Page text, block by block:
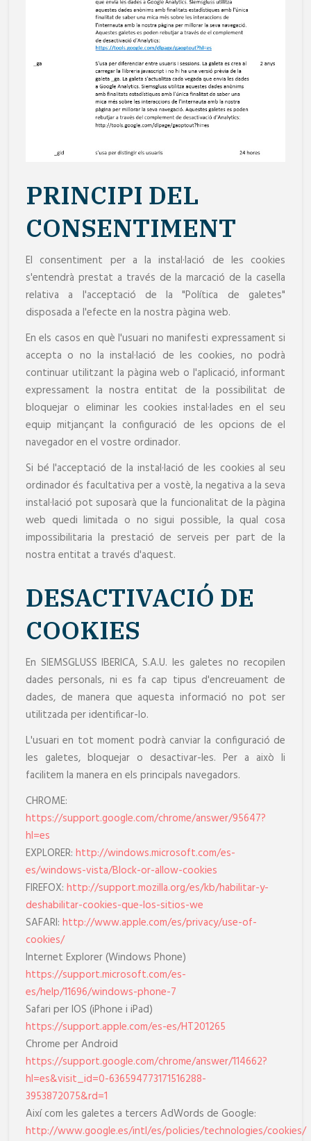
PRINCIPI DEL
CONSENTIMENT
El consentiment per a la instal·lació de les cookies
s'entendrà prestat a través de la marcació de la casella
relativa a l'acceptació de la "Política de galetes"
disposada a l'efecte en la nostra pàgina web.
En els casos en què l'usuari no manifesti expressament si
accepta o no la instal·lació de les cookies, no podrà
continuar utilitzant la pàgina web o l'aplicació, informant
expressament la nostra entitat de la possibilitat de
bloquejar o eliminar les cookies instal·lades en el seu
equip mitjançant la configuració de les opcions de el
navegador en el vostre ordinador.
Si bé l'acceptació de la instal·lació de les cookies al seu
ordinador és facultativa per a vostè, la negativa a la seva
instal·lació pot suposarà que la funcionalitat de la pàgina
web quedi limitada o no sigui possible, la qual cosa
impossibilitaria la prestació de serveis per part de la
nostra entitat a través d'aquest.
DESACTIVACIÓ DE
COOKIES
En SIEMSGLUSS IBERICA, S.A.U. les galetes no recopilen
dades personals, ni es fa cap tipus d'encreuament de
dades, de manera que aquesta informació no pot ser
utilitzada per identificar-lo.
L'usuari en tot moment podrà canviar la configuració de
les galetes, bloquejar o desactivar-les. Per a això li
facilitem la manera en els principals navegadors.
CHROME:
https://support.google.com/chrome/answer/95647?
hl=es
EXPLORER: http://windows.microsoft.com/es-
es/windows-vista/Block-or-allow-cookies
FIREFOX: http://support.mozilla.org/es/kb/habilitar-y-
deshabilitar-cookies-que-los-sitios-we
SAFARI: http://www.apple.com/es/privacy/use-of-
cookies/
Internet Explorer (Windows Phone)
https://support.microsoft.com/es-
es/help/11696/windows-phone-7
Safari per IOS (iPhone i iPad)
https://support.apple.com/es-es/HT201265
Chrome per Android
https://support.google.com/chrome/answer/114662?
hl=es&visit_id=0-636594773171516288-
3953872075&rd=1
Així com les galetes a tercers AdWords de Google:
http://www.google.es/intl/es/policies/technologies/cookies/